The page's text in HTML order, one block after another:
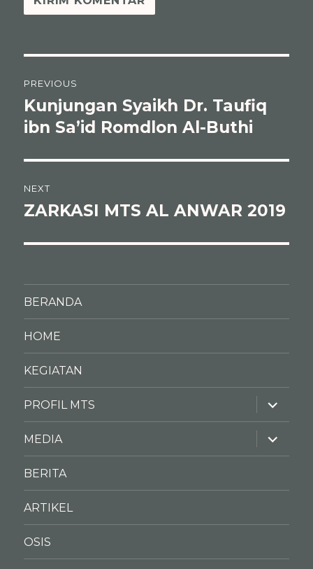
pos
PREVIOUS
Previous
post:
Kunjungan Syaikh Dr. Taufiq
ibn Sa’id Romdlon Al-Buthi
NEXT
Next
ZARKASI MTS AL ANWAR 2019
BERANDA
HOME
KEGIATAN
PROFIL MTS
expand
child
menu
MEDIA
expand
child
menu
BERITA
ARTIKEL
OSIS